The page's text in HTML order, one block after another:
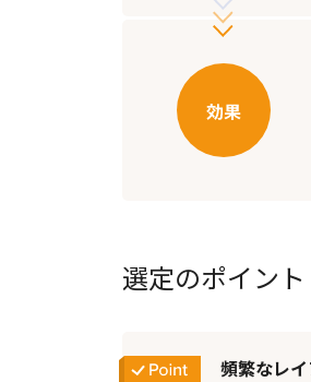
選定のポイント
頻繁なレ